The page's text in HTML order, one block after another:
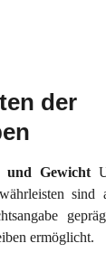
der
und Gewicht
sind
ermöglicht.